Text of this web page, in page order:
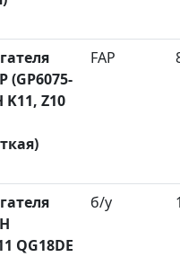
(GP6075-
K11, Z10
FAP
QG18DE
б/у